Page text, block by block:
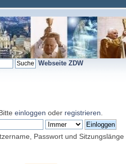
Webseite ZDW
Bitte einloggen oder registrieren
Passwort und Sitzungslänge